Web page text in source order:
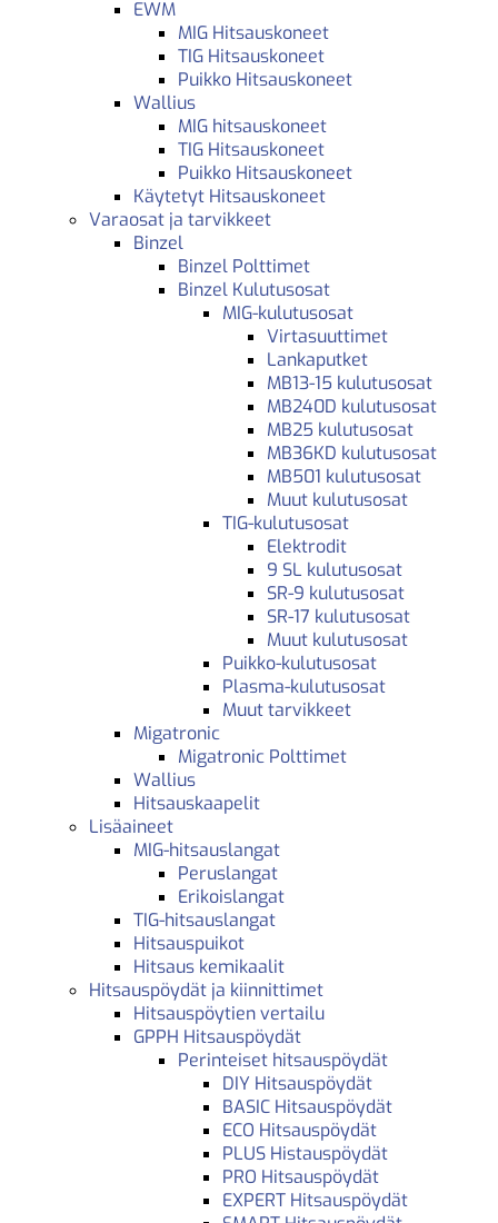
EWM
MIG Hitsauskoneet
TIG Hitsauskoneet
Puikko Hitsauskoneet
Wallius
MIG hitsauskoneet
TIG Hitsauskoneet
Puikko Hitsauskoneet
Käytetyt Hitsauskoneet
Varaosat ja tarvikkeet
Binzel
Binzel Polttimet
Binzel Kulutusosat
MIG-kulutusosat
Virtasuuttimet
Lankaputket
MB13-15 kulutusosat
MB240D kulutusosat
MB25 kulutusosat
MB36KD kulutusosat
MB501 kulutusosat
Muut kulutusosat
TIG-kulutusosat
Elektrodit
9 SL kulutusosat
SR-9 kulutusosat
SR-17 kulutusosat
Muut kulutusosat
Puikko-kulutusosat
Plasma-kulutusosat
Muut tarvikkeet
Migatronic
Migatronic Polttimet
Wallius
Hitsauskaapelit
Lisäaineet
MIG-hitsauslangat
Peruslangat
Erikoislangat
TIG-hitsauslangat
Hitsauspuikot
Hitsaus kemikaalit
Hitsauspöydät ja kiinnittimet
Hitsauspöytien vertailu
GPPH Hitsauspöydät
Perinteiset hitsauspöydät
DIY Hitsauspöydät
BASIC Hitsauspöydät
ECO Hitsauspöydät
PLUS Histauspöydät
PRO Hitsauspöydät
EXPERT Hitsauspöydät